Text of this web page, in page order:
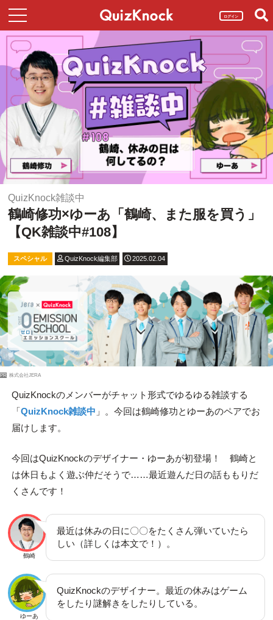
ログイン
QuizKnock雑談中
鶴崎修功×ゆーあ「鶴崎、また服を買う」
【QK雑談中#108】
スペシャル QuizKnock編集部 2025.02.04
PR 株式会社JERA
QuizKnockのメンバーがチャット形式でゆるゆる雑談する
「QuizKnock雑談中 」。今回は鶴崎修功とゆーあのペアでお
届けします。
今回はQuizKnockのデザイナー・ゆーあが初登場！ 鶴崎と
は休日もよく遊ぶ仲だそうで……最近遊んだ日の話ももりだ
くさんです！
鶴崎
最近は休みの日に〇〇をたくさん弾いていたら
しい（詳しくは本文で！）。
ゆーあ
QuizKnockのデザイナー。最近の休みはゲーム
をしたり謎解きをしたりしている。